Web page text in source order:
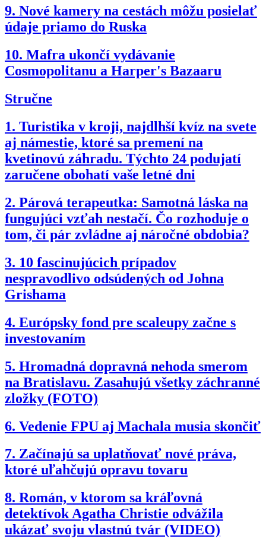
9. Nové kamery na cestách môžu posielať
údaje priamo do Ruska
10. Mafra ukončí vydávanie
Cosmopolitanu a Harper's Bazaaru
Stručne
1. Turistika v kroji, najdlhší kvíz na svete
aj námestie, ktoré sa premení na
kvetinovú záhradu. Týchto 24 podujatí
zaručene obohatí vaše letné dni
2. Párová terapeutka: Samotná láska na
fungujúci vzťah nestačí. Čo rozhoduje o
tom, či pár zvládne aj náročné obdobia?
3. 10 fascinujúcich prípadov
nespravodlivo odsúdených od Johna
Grishama
4. Európsky fond pre scaleupy začne s
investovaním
5. Hromadná dopravná nehoda smerom
na Bratislavu. Zasahujú všetky záchranné
zložky (FOTO)
6. Vedenie FPU aj Machala musia skončiť
7. Začínajú sa uplatňovať nové práva,
ktoré uľahčujú opravu tovaru
8. Román, v ktorom sa kráľovná
detektívok Agatha Christie odvážila
ukázať svoju vlastnú tvár (VIDEO)